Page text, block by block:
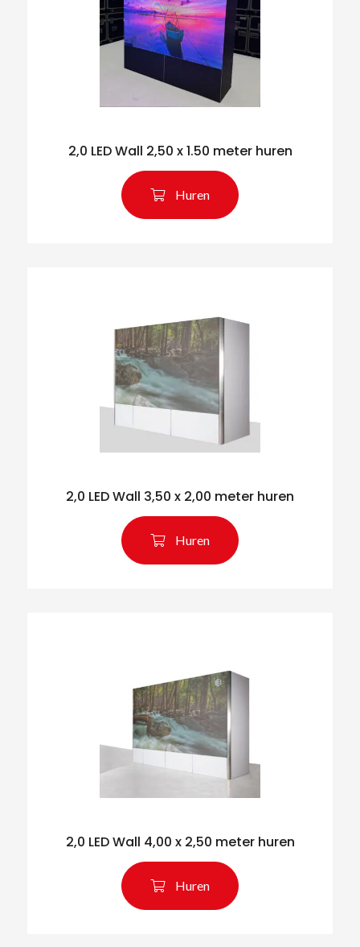
2,0 LED Wall 2,50 x 1.50 meter huren
Huren
2,0 LED Wall 3,50 x 2,00 meter huren
Huren
2,0 LED Wall 4,00 x 2,50 meter huren
Huren